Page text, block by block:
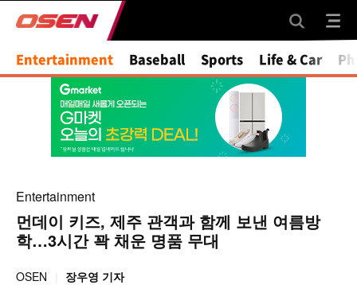
Entertainment Baseball Sports Life & Car
Entertainment
먼데이 키즈, 제주 관객과 함께 보낸 여름방
학…3시간 꽉 채운 명품 무대
OSEN 장우영 기자